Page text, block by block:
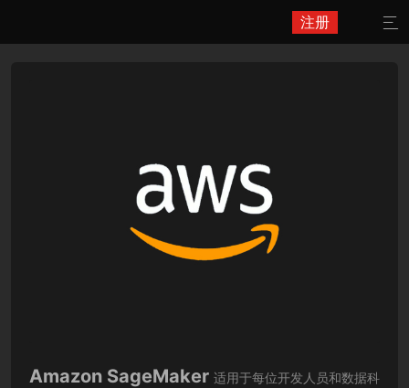
注册 
Amazon SageMaker 适用于每位开发人员和数据科